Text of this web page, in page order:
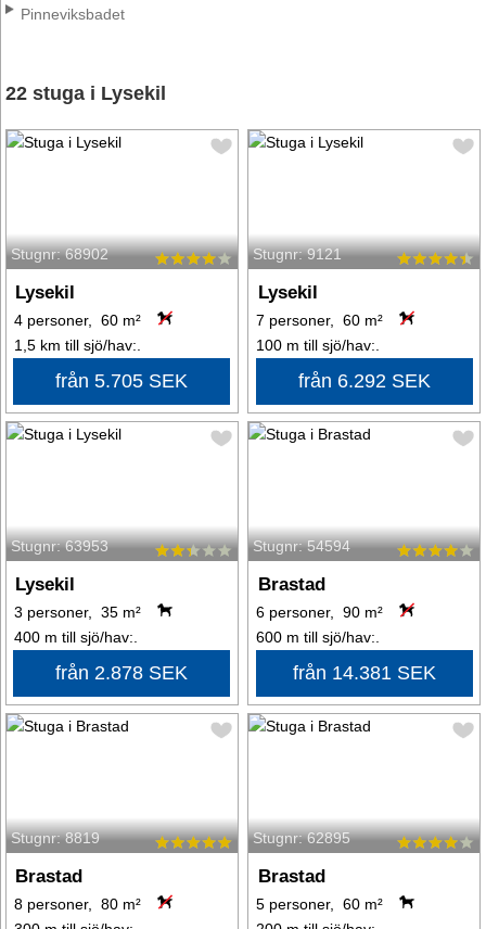
Pinneviksbadet
22 stuga i Lysekil
Stugnr: 68902
Lysekil
4 personer, 60 m²
1,5 km till sjö/hav:.
från 5.705 SEK
Stugnr: 9121
Lysekil
7 personer, 60 m²
100 m till sjö/hav:.
från 6.292 SEK
Stugnr: 63953
Lysekil
3 personer, 35 m²
400 m till sjö/hav:.
från 2.878 SEK
Stugnr: 54594
Brastad
6 personer, 90 m²
600 m till sjö/hav:.
från 14.381 SEK
Stugnr: 8819
Brastad
8 personer, 80 m²
Stugnr: 62895
Brastad
5 personer, 60 m²